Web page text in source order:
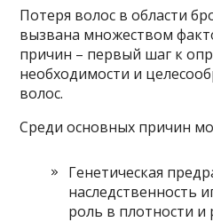
Потеря волос в области
вызвана множеством
причин – первый шаг к
необходимости и
волос.
Среди основных причин
Генетическая
наследственность
роль в плотности и